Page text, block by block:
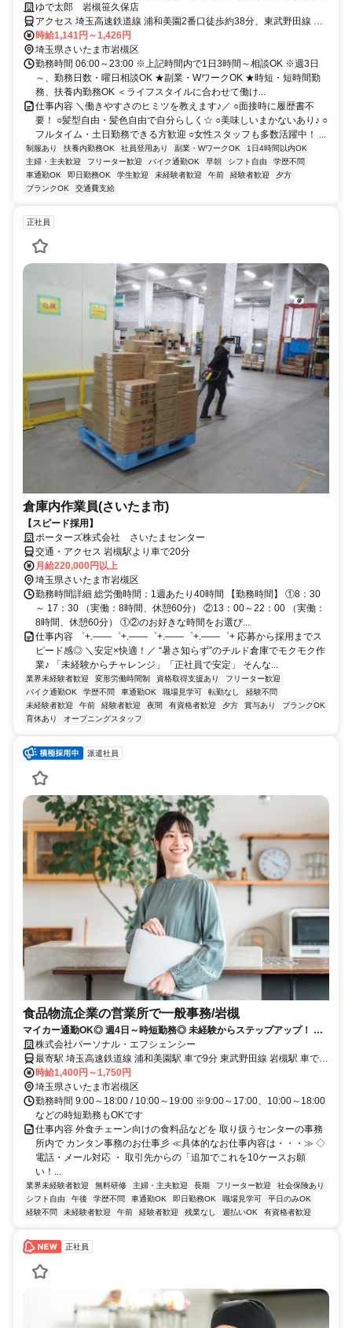
型自由・履歴書不要
ゆで太郎 岩槻笹久保店
アクセス 埼玉高速鉄道線 浦和美園2番口徒歩約38分、東武野田線 岩
槻東口徒歩約62分、埼玉高速鉄道線 東川口3番口徒歩約70分
時給1,141円～1,426円
埼玉県さいたま市岩槻区
勤務時間 06:00～23:00 ※上記時間内で1日3時間～相談OK ※週3日
～、勤務日数・曜日相談OK ★副業・WワークOK ★時短・短時間勤
務、扶養内勤務OK ＜ライフスタイルに合わせて働け...
仕事内容 ＼働きやすさのヒミツを教えます♪／ ○面接時に履歴書不
要！ ○髪型自由・髪色自由で自分らしく☆ ○美味しいまかないあり♪ ○
フルタイム・土日勤務できる方歓迎 ○女性スタッフも多数活躍中！ ...
制服あり 扶養内勤務OK 社員登用あり 副業・WワークOK
1日4時間以内OK
主婦・主夫歓迎
フリーター歓迎 バイク通勤OK 早朝 シフト自由
学歴不問
車通勤OK
即日勤務OK 学生歓迎 未経験者歓迎 午前 経験者歓迎
夕方
ブランクOK
交通費支給
正社員
倉庫内作業員(さいたま市)
【スピード採用】
ポーターズ株式会社 さいたまセンター
交通・アクセス 岩槻駅より車で20分
月給220,000円以上
埼玉県さいたま市岩槻区
勤務時間詳細 総労働時間：1週あたり40時間 【勤務時間】 ①8：30
～ 17：30 （実働：8時間、休憩60分） ②13：00～22：00 （実働：
8時間、休憩60分） ①②のお好きな時間をお選び...
仕事内容 ゜+.――゜+.――゜+.――゜+.――゜+ 応募から採用までス
ピード感◎ ＼安定×快適！／ “暑さ知らず”のチルド倉庫でモクモク作
業♪ 「未経験からチャレンジ」「正社員で安定」 そんな...
業界未経験者歓迎 変形労働時間制 資格取得支援あり
フリーター歓迎
バイク通勤OK
学歴不問 車通勤OK 職場見学可 転勤なし
経験不問
未経験者歓迎
午前 経験者歓迎 夜間 有資格者歓迎 夕方 賞与あり
ブランクOK
育休あり
オープニングスタッフ
派遣社員
食品物流企業の営業所で一般事務/岩槻
マイカー通勤OK◎ 週4日～時短勤務◎ 未経験からステップアップ！ カ
ンタン事務のお仕事☆彡
株式会社パーソナル・エフシェンシー
最寄駅 埼玉高速鉄道線 浦和美園駅 車で9分 東武野田線 岩槻駅 車で
15分 JR武蔵野線 東川口駅 車で15分 東武伊勢崎線 せんげん台駅 車で
16分 最寄駅備考 【ご応募】 面接はお家でできるＷＥＢ面接がオスス
メです。 お気軽にお電話ください
時給1,400円～1,750円
埼玉県さいたま市岩槻区
勤務時間 9:00～18:00 / 10:00～19:00 ※9:00～17:00、10:00～18:00
などの時短勤務もOKです
仕事内容 外食チェーン向けの食料品などを 取り扱うセンターの事務
所内で カンタン事務のお仕事彡 ≪具体的なお仕事内容は・・・≫ ◇
電話・メール対応 ・ 取引先からの「追加でこれを10ケースお願
い！...
業界未経験者歓迎 無料研修 主婦・主夫歓迎 長期 フリーター歓迎
社会保険あり
シフト自由
午後 学歴不問 車通勤OK 即日勤務OK 職場見学可
平日のみOK
経験不問
未経験者歓迎 午前 経験者歓迎 残業なし 週払いOK 有資格者歓迎
正社員